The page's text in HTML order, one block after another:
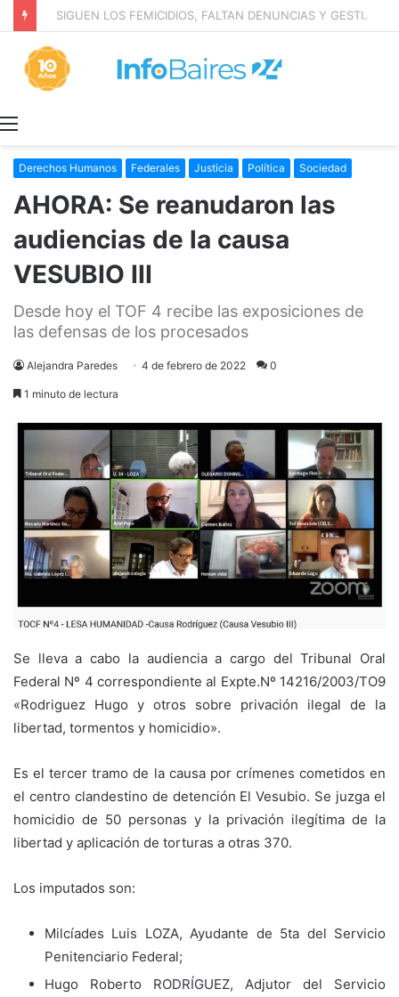
Anillo digital de seguridad en Marcos Paz y Las Heras
Derechos Humanos Federales Justicia Política Sociedad
AHORA: Se reanudaron las
audiencias de la causa
VESUBIO III
Desde hoy el TOF 4 recibe las exposiciones de
las defensas de los procesados
Alejandra Paredes 4 de febrero de 2022 0
1 minuto de lectura
Se lleva a cabo la audiencia a cargo del Tribunal Oral
Federal Nº 4 correspondiente al Expte.Nº 14216/2003/TO9
«Rodriguez Hugo y otros sobre privación ilegal de la
libertad, tormentos y homicidio».
Es el tercer tramo de la causa por crímenes cometidos en
el centro clandestino de detención El Vesubio. Se juzga el
homicidio de 50 personas y la privación ilegítima de la
libertad y aplicación de torturas a otras 370.
Los imputados son:
Milcíades Luis LOZA, Ayudante de 5ta del Servicio
Penitenciario Federal;
Hugo Roberto RODRÍGUEZ, Adjutor del Servicio